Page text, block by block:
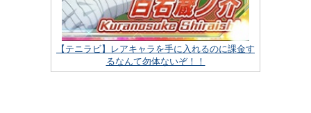
【テニラビ】レアキャラを手に入れるのに課金す
るなんて勿体ないぞ！！